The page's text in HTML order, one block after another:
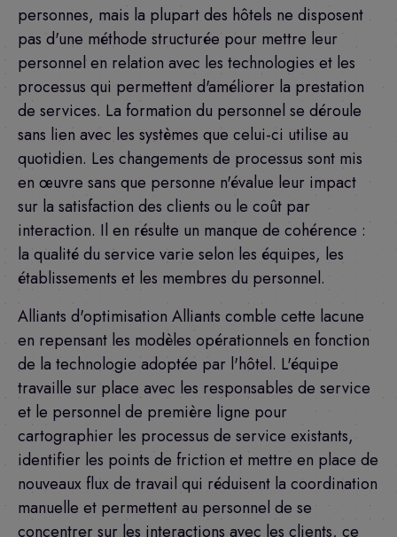
personnes, mais la plupart des hôtels ne disposent
pas d'une méthode structurée pour mettre leur
personnel en relation avec les technologies et les
processus qui permettent d'améliorer la prestation
de services. La formation du personnel se déroule
sans lien avec les systèmes que celui-ci utilise au
quotidien. Les changements de processus sont mis
en œuvre sans que personne n'évalue leur impact
sur la satisfaction des clients ou le coût par
interaction. Il en résulte un manque de cohérence :
la qualité du service varie selon les équipes, les
établissements et les membres du personnel.
Alliants d'optimisation Alliants comble cette lacune
en repensant les modèles opérationnels en fonction
de la technologie adoptée par l'hôtel. L'équipe
travaille sur place avec les responsables de service
et le personnel de première ligne pour
cartographier les processus de service existants,
identifier les points de friction et mettre en place de
nouveaux flux de travail qui réduisent la coordination
manuelle et permettent au personnel de se
concentrer sur les interactions avec les clients, ce